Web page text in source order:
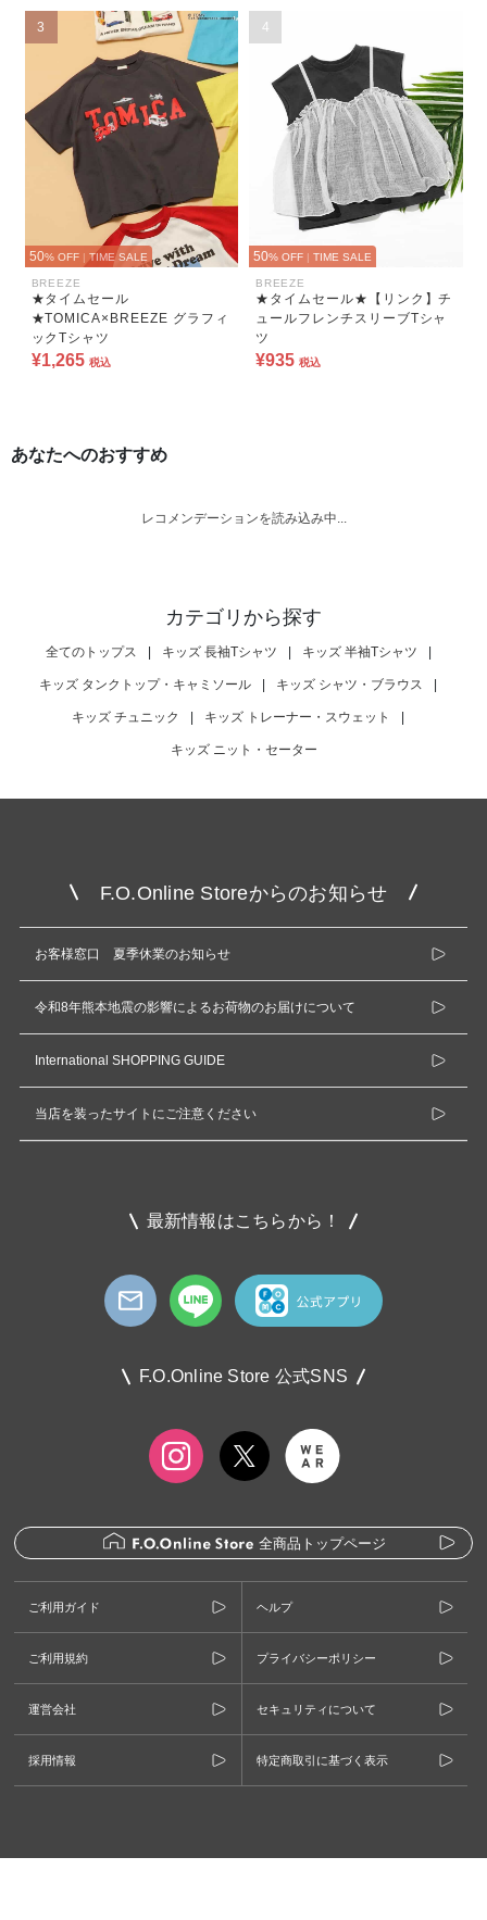
3
50% OFF | TIME SALE
BREEZE
★タイムセール
★TOMICA×BREEZE グラフィ
ックTシャツ
¥1,265 税込
4
50% OFF | TIME SALE
BREEZE
★タイムセール★【リンク】チ
ュールフレンチスリーブTシャ
ツ
¥935 税込
あなたへのおすすめ
レコメンデーションを読み込み中...
カテゴリから探す
全てのトップス キッズ 長袖Tシャツ キッズ 半袖Tシャツ
キッズ タンクトップ・キャミソール キッズ シャツ・ブラウス
キッズ チュニック キッズ トレーナー・スウェット
キッズ ニット・セーター
F.O.Online Storeからのお知らせ
お客様窓口 夏季休業のお知らせ
令和8年熊本地震の影響によるお荷物のお届けについて
International SHOPPING GUIDE
当店を装ったサイトにご注意ください
最新情報はこちらから！
F.O.Online Store 公式SNS
全商品トップページ
ご利用ガイド ヘルプ
ご利用規約 プライバシーポリシー
運営会社 セキュリティについて
採用情報 特定商取引に基づく表示